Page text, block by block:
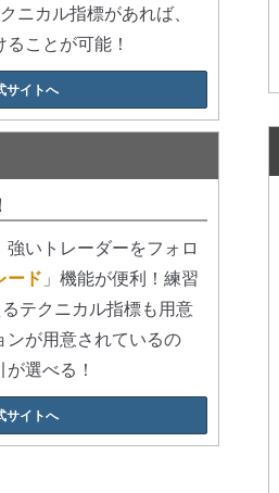
ニカル指標があれば、
ことが可能！
サイトへ
いトレーダーをフォロ
ード 」機能が便利！練習
テクニカル指標も用意
ンが用意されているの
選べる！
サイトへ